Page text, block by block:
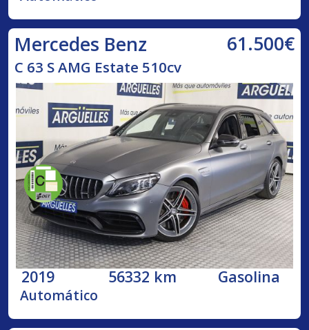
Mercedes Benz 61.500€
C 63 S AMG Estate 510cv
2019 56332 km Gasolina
Automático